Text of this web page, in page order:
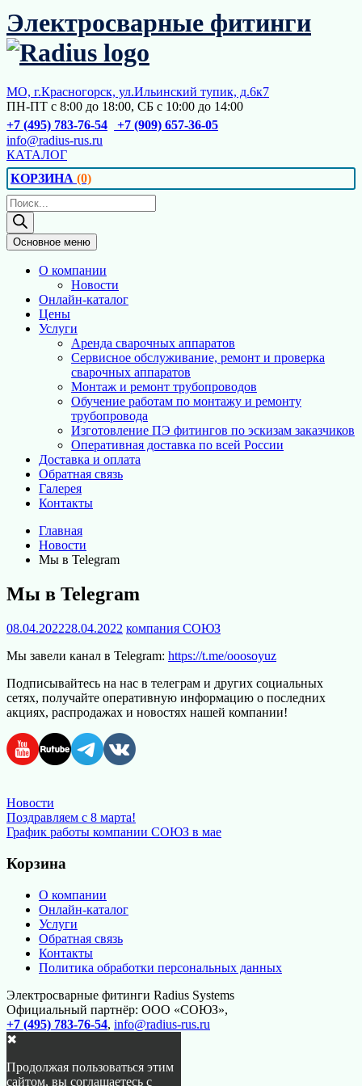
Перейти
к
содержимому
Электросварные фитинги
МО, г.Красногорск, ул.Ильинский тупик, д.6к7
ПН-ПТ с 8:00 до 18:00, СБ с 10:00 до 14:00
+7 (495) 783-76-54
+7 (909) 657-36-05
info@radius-rus.ru
КАТАЛОГ
КОРЗИНА (0)
Поиск
товаров
Основное меню
О компании
Новости
Онлайн-каталог
Цены
Услуги
Аренда сварочных аппаратов
Сервисное обслуживание, ремонт и проверка
сварочных аппаратов
Монтаж и ремонт трубопроводов
Обучение работам по монтажу и ремонту
трубопровода
Изготовление ПЭ фитингов по эскизам заказчиков
Оперативная доставка по всей России
Доставка и оплата
Обратная связь
Галерея
Контакты
Главная
Новости
Мы в Telegram
Мы в Telegram
08.04.202228.04.2022 компания СОЮЗ
Мы завели канал в Telegram: https://t.me/ooosoyuz
Подписывайтесь на нас в телеграм и других социальных
сетях, получайте оперативную информацию о последних
акциях, распродажах и новостях нашей компании!
Новости
Навигация
по
записям
Поздравляем с 8 марта!
График работы компании СОЮЗ в мае
Корзина
О компании
Онлайн-каталог
Услуги
Обратная связь
Контакты
Политика обработки персональных данных
Электросварные фитинги Radius Systems
Официальный партнёр: ООО «СОЮЗ»,
+7 (495) 783-76-54, info@radius-rus.ru
✖
Продолжая пользоваться этим
сайтом, вы соглашаетесь с